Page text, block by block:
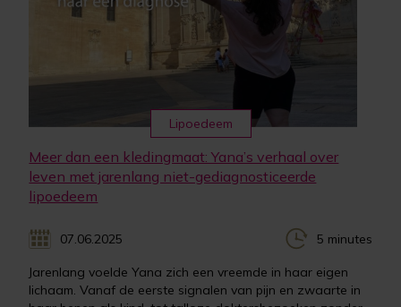
Lipoedeem
Meer dan een kledingmaat: Yana’s verhaal over
leven met jarenlang niet-gediagnosticeerde
lipoedeem
07.06.2025 5 minutes
Jarenlang voelde Yana zich een vreemde in haar eigen
lichaam. Vanaf de eerste signalen van pijn en zwaarte in